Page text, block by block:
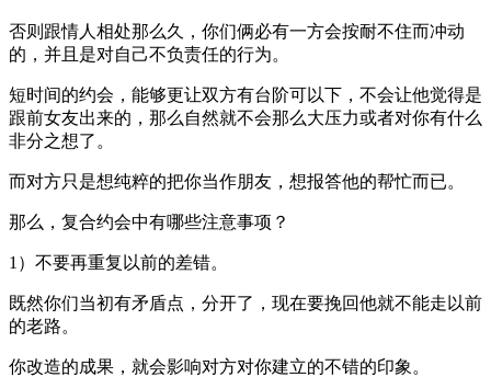
否则跟情人相处那么久，你们俩必有一方会按耐不住而冲动
的，并且是对自己不负责任的行为。
短时间的约会，能够更让双方有台阶可以下，不会让他觉得是
跟前女友出来的，那么自然就不会那么大压力或者对你有什么
非分之想了。
而对方只是想纯粹的把你当作朋友，想报答他的帮忙而已。
那么，复合约会中有哪些注意事项？
1）不要再重复以前的差错。
既然你们当初有矛盾点，分开了，现在要挽回他就不能走以前
的老路。
你改造的成果，就会影响对方对你建立的不错的印象。